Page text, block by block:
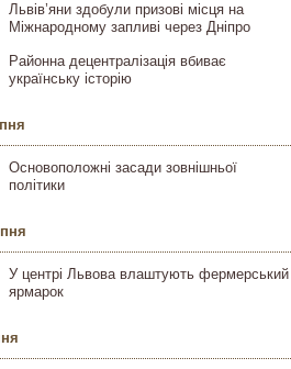
Львів’яни здобули призові місця на
Міжнародному запливі через Дніпро
Районна децентралізація вбиває
українську історію
Основоположні засади зовнішньої
політики
У центрі Львова влаштують фермерський
ярмарок